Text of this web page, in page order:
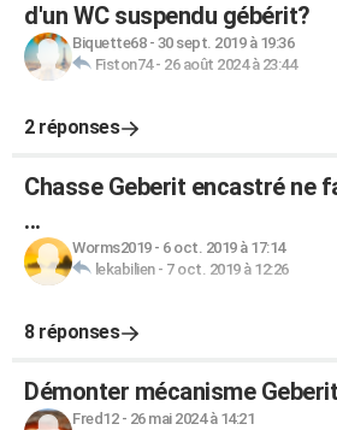
d'un WC suspendu gébérit?
Biquette68- 30 sept. 2019 à 19:36
Fiston74- 26 août 2024 à 23:44
2 réponses
Chasse Geberit encastré ne
...
Worms2019- 6 oct. 2019 à 17:14
lekabilien- 7 oct. 2019 à 12:26
8 réponses
Démonter mécanisme Geberit
Fred12- 26 mai 2024 à 14:21